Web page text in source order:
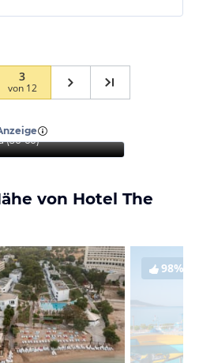
3
von 12
und Paare
(56-60)
von Hotel The
98%